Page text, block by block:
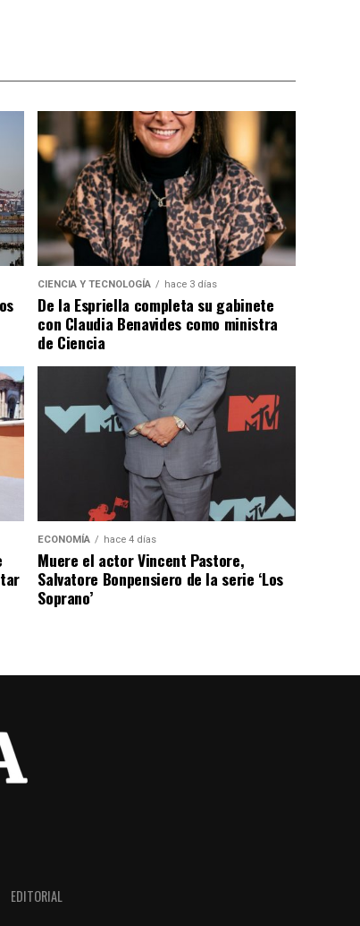
CIENCIA Y TECNOLOGÍA hace 3 días
De la Espriella completa su gabinete
con Claudia Benavides como ministra
de Ciencia
ECONOMÍA hace 4 días
Muere el actor Vincent Pastore,
Salvatore Bonpensiero de la serie ‘Los
Soprano’
EDITORIAL